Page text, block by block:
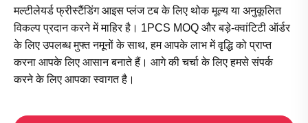
मल्टीलेयर्ड फ्रीस्टैंडिंग आइस प्लंज टब के लिए थोक मूल्य या अनुकूलित
विकल्प प्रदान करने में माहिर है। 1PCS MOQ और बड़े-क्वांटिटी ऑर्डर
के लिए उपलब्ध मुफ्त नमूनों के साथ, हम आपके लाभ में वृद्धि को प्राप्त
करना आपके लिए आसान बनाते हैं। आगे की चर्चा के लिए हमसे संपर्क
करने के लिए आपका स्वागत है।